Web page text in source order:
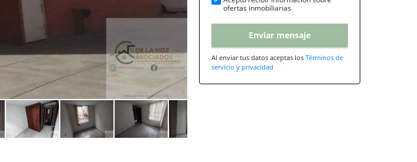
ofertas inmobiliarias
Enviar mensaje
Al enviar tus datos aceptas los Términos de
servicio y privacidad